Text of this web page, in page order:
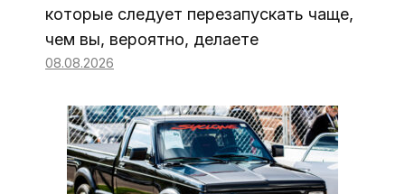
которые следует перезапускать чаще,
чем вы, вероятно, делаете
08.08.2026